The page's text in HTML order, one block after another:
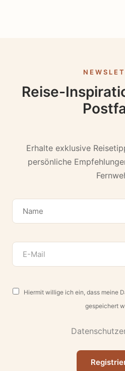
Reise-
Erhalte exklusive
persönliche
Hiermit willige ich ein, dass meine
gespeichert